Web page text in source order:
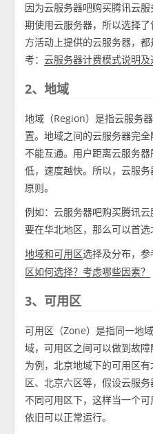
因为云服务器吧购买腾讯云
期使用云服务器，所以选择
方活动上提供的云服务器，
考：云服务器计费模式说明及
2、地域
地域（Region）是指云服务
置。地域之间的云服务器完
不能互通。用户距离云服务
低，速度越快。所以，云服
原则。
例如：云服务器吧购买腾讯
要在华北地区，那么可以首选
地域和可用区选择及分布，参
区如何选择？考虑哪些因素？
3、可用区
可用区（Zone）是指同一地
域，可用区之间可以做到故
为例，北京地域下的可用区
区、北京六区等，假设云服
不同可用区下，这样当一个
依旧可以正常运行。